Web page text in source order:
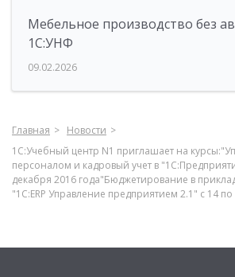
Мебельное производство без
1С:УНФ
09.02.2026
Главная
Новости
1С:Учебный центр N1 приглашает на
персоналом и кадровый учет в
декабря 2016 года"Бюджетирование в
"1С:ERP Управление предприятием 2.1" с 14